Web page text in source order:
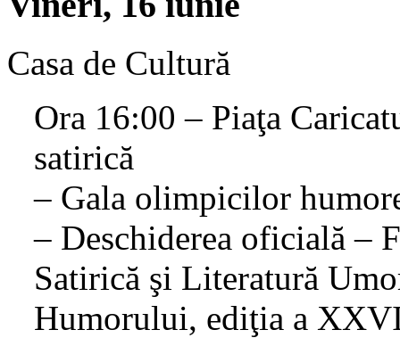
Casa de Cultură
Ora 16:00 – Piaţa
satirică
– Gala olimpicilor
– Deschiderea oficială –
Satirică şi Literatură
Humorului, ediţia a